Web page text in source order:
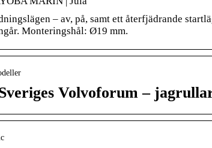
– av, på, samt ett återfjädrande
Monteringshål: Ø19 mm.
Volvoforum –